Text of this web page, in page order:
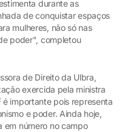
durante as
de conquistar espaços
mulheres, não só nas
poder", completou
de Direito da Ulbra,
exercida pela ministra
é importante pois representa
e poder. Ainda hoje,
em número no campo